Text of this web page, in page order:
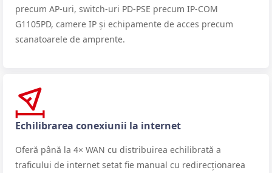
precum AP-uri, switch-uri PD-PSE precum IP-COM
G1105PD, camere IP și echipamente de acces precum
scanatoarele de amprente.
Echilibrarea conexiunii la internet
Oferă până la 4× WAN cu distribuirea echilibrată a
traficului de internet setat fie manual cu redirecționarea